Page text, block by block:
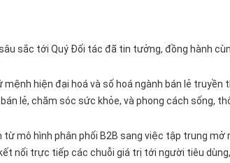
sắc tới Quý Đối tác đã tin tưởng, đồng hành
hiện đại hoá và số hoá ngành bán lẻ
lẻ, chăm sóc sức khỏe, và phong cách sống,
mô hình phân phối B2B sang việc tập trung
nối trực tiếp các chuỗi giá trị tới người tiêu